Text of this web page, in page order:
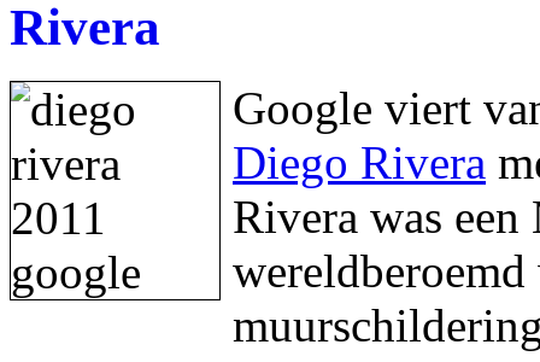
Rivera
Google viert
Diego Rivera
Rivera was een